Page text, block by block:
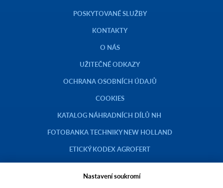
POSKYTOVANÉ SLUŽBY
KONTAKTY
O NÁS
UŽITEČNÉ ODKAZY
OCHRANA OSOBNÍCH ÚDAJŮ
COOKIES
KATALOG NÁHRADNÍCH DÍLŮ NH
FOTOBANKA TECHNIKY NEW HOLLAND
ETICKÝ KODEX AGROFERT
Nastavení soukromí